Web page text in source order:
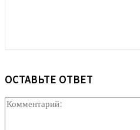
ОСТАВЬТЕ ОТВЕТ